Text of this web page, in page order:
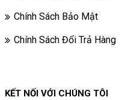
Chính Sách Bảo Mật
Chính Sách Đổi Trả Hàng
KẾT NỐI VỚI CHÚNG TÔI